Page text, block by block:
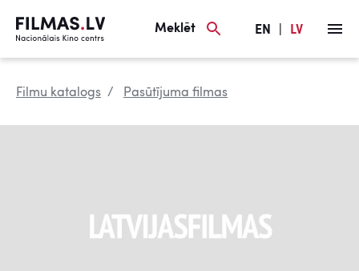
Meklēt EN LV
Filmu katalogs Pasūtījuma filmas